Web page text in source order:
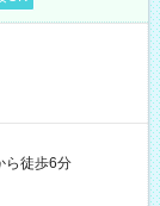
ら徒歩6分